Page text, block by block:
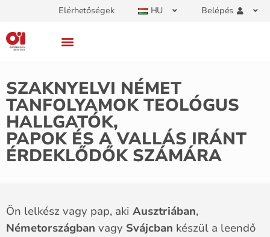
Elérhetőségek HU Belépés
SZAKNYELVI NÉMET
TANFOLYAMOK TEOLÓGUS
HALLGATÓK,
PAPOK ÉS A VALLÁS IRÁNT
ÉRDEKLŐDŐK SZÁMÁRA
Ön lelkész vagy pap, aki Ausztriában,
Németországban vagy Svájcban készül a leendő